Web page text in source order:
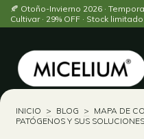
🍂 Otoño-Invierno 2026 ·
Cultivar · 29% OFF · Stock limitado
INICIO > BLOG > MAPA DE
PATÓGENOS Y SUS